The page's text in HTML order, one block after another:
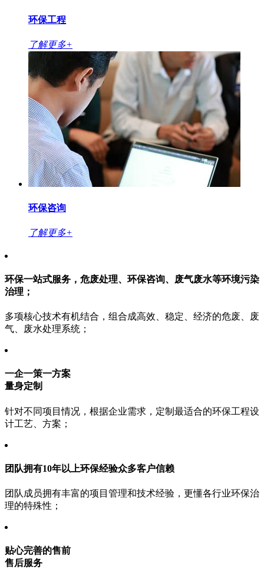
环保工程
了解更多+
环保咨询
了解更多+
环保一站式服务， 危废处理、环保咨询、废气废水等环境污染
治理；
多项核心技术有机结合，组合成高效、稳定、经济的危废、废
气、废水处理系统；
一企一策一方案
量身定制
针对不同项目情况，根据企业需求，定制最适合的环保工程设
计工艺、方案；
团队拥有10年以上环保经验众多客户信赖
团队成员拥有丰富的项目管理和技术经验，更懂各行业环保治
理的特殊性；
贴心完善的售前
售后服务